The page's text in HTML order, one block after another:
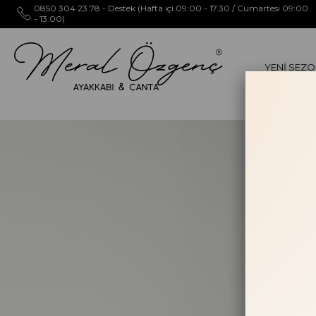
0850 304 23 78 - Destek (Hafta içi 09:00 - 17.30 / Cumartesi 09:00
- 13:00)
YENİ